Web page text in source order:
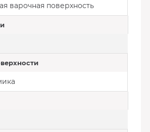
варочная поверхность